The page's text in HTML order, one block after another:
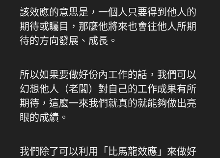
該效應的意思是，一個人只要得到他人的
期待或矚目，那麼他將來也會往他人所期
待的方向發展、成長。
所以如果要做好份內工作的話，我們可以
幻想他人（老闆）對自己的工作成果有所
期待，這麼一來我們就真的就能夠做出亮
眼的成績。
我們除了可以利用「比馬龍效應」來做好